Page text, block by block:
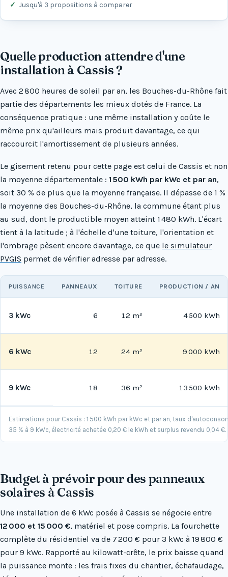
Jusqu'à 3 propositions à comparer
Quelle production attendre d'une
installation à Cassis ?
Avec 2 800 heures de soleil par an, les Bouches-du-Rhône fait
partie des départements les mieux dotés de France. La
conséquence pratique : une même installation y coûte le
même prix qu'ailleurs mais produit davantage, ce qui
raccourcit l'amortissement de plusieurs années.
Le gisement retenu pour cette page est celui de Cassis et non
la moyenne départementale : 1 500 kWh par kWc et par an,
soit 30 % de plus que la moyenne française. Il dépasse de 1 %
la moyenne des Bouches-du-Rhône, la commune étant plus
au sud, dont le productible moyen atteint 1 480 kWh. L'écart
tient à la latitude ; à l'échelle d'une toiture, l'orientation et
l'ombrage pèsent encore davantage, ce que le simulateur
PVGIS permet de vérifier adresse par adresse.
Estimations pour Cassis : 1 500 kWh par kWc et par an, taux
35 % à 9 kWc, électricité achetée 0,20 € le kWh et surplus revendu 0,04 €.
PUISSANCE PANNEAUX TOITURE PRODUCTION / AN
3 kWc 6 12 m² 4 500 kWh
6 kWc 12 24 m² 9 000 kWh
9 kWc 18 36 m² 13 500 kWh
Budget à prévoir pour des panneaux
solaires à Cassis
Une installation de 6 kWc posée à Cassis se négocie entre
12 000 et 15 000 €, matériel et pose compris. La fourchette
complète du résidentiel va de 7 200 € pour 3 kWc à 19 800 €
pour 9 kWc. Rapporté au kilowatt-crête, le prix baisse quand
la puissance monte : les frais fixes du chantier, échafaudage,